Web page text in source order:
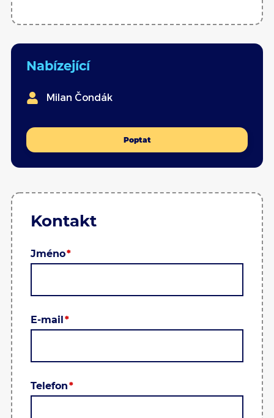
Nabízející
Milan Čondák
Poptat
Kontakt
Jméno
E-mail
Telefon